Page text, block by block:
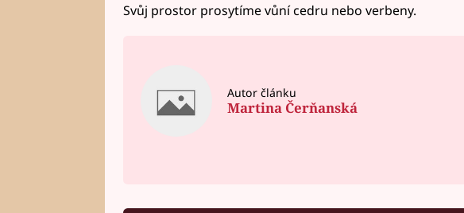
Svůj prostor prosytíme vůní cedru nebo verbeny.
Autor článku
Martina Čerňanská